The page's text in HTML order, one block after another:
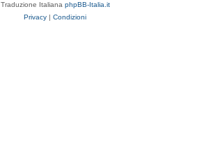
Traduzione Italiana phpBB-Italia.it
Privacy | Condizioni